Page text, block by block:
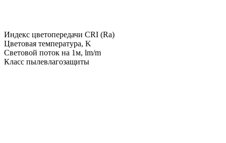
Индекс цветопередачи CRI (Ra)
Цветовая температура, K
Световой поток на 1м, lm/m
Класс пылевлагозащиты